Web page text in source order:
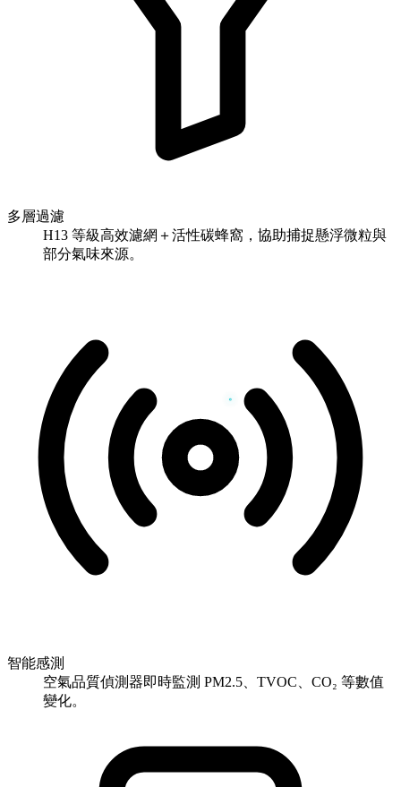
多層過濾
H13 等級高效濾網＋活性碳蜂窩，協助捕捉懸浮微粒與
部分氣味來源。
智能感測
空氣品質偵測器即時監測 PM2.5、TVOC、CO₂ 等數值
變化。